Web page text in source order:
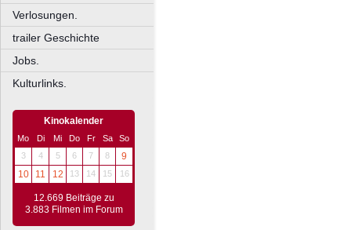
Verlosungen.
trailer Geschichte
Jobs.
Kulturlinks.
Kinokalender
Mo Di Mi Do Fr Sa
So
3
4 5 6 7 8
9
10
11 12 13 14 15 16
12.669 Beiträge zu
3.883 Filmen im Forum